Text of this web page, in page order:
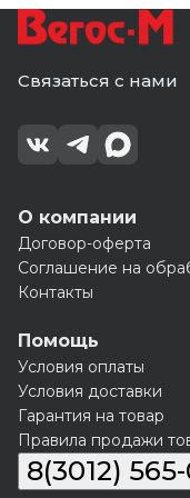
Связаться с нами
О компании
Договор-оферта
Соглашение на
Контакты
Помощь
Условия оплаты
Условия доставки
Гарантия на товар
Правила продажи
8(3012)